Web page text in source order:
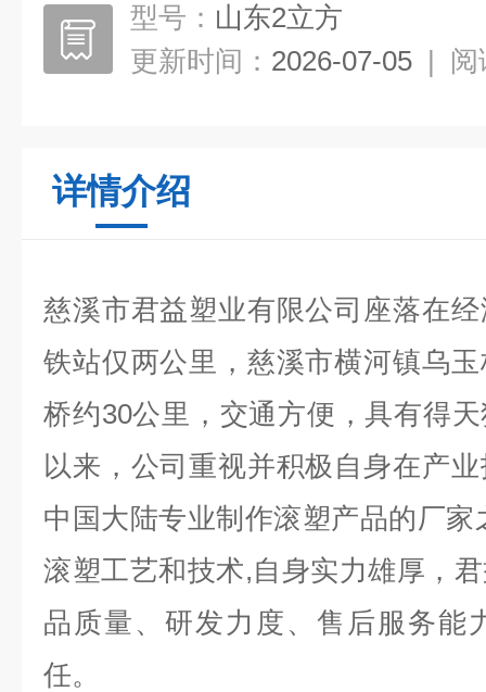
型号： 山东2立方
更新时间： 2026-07-05 | 阅
详情介绍
慈溪市君益塑业有限公司座落在
铁站仅两公里，慈溪市横河镇乌
桥约30公里，交通方便，具有得
以来，公司重视并积极自身在产
中国大陆专业制作滚塑产品的厂
滚塑工艺和技术,自身实力雄厚，
品质量、研发力度、售后服务能
任。